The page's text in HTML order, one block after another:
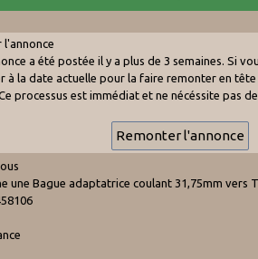
l'annonce
a été postée il y a plus de 3 semaines. Si
à la date actuelle pour la faire remonter en
processus est immédiat et ne nécéssite pas
une Bague adaptatrice coulant 31,75mm vers